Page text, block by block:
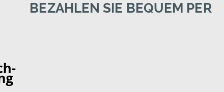
BEZAHLEN SIE BEQUEM PER